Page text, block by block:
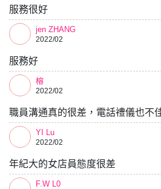
服務很好
jen ZHANG
2022/02
服務好
榕
2022/02
職員溝通真的很差，電話禮儀也不
YI Lu
2022/02
年紀大的女店員態度很差
F.W L0